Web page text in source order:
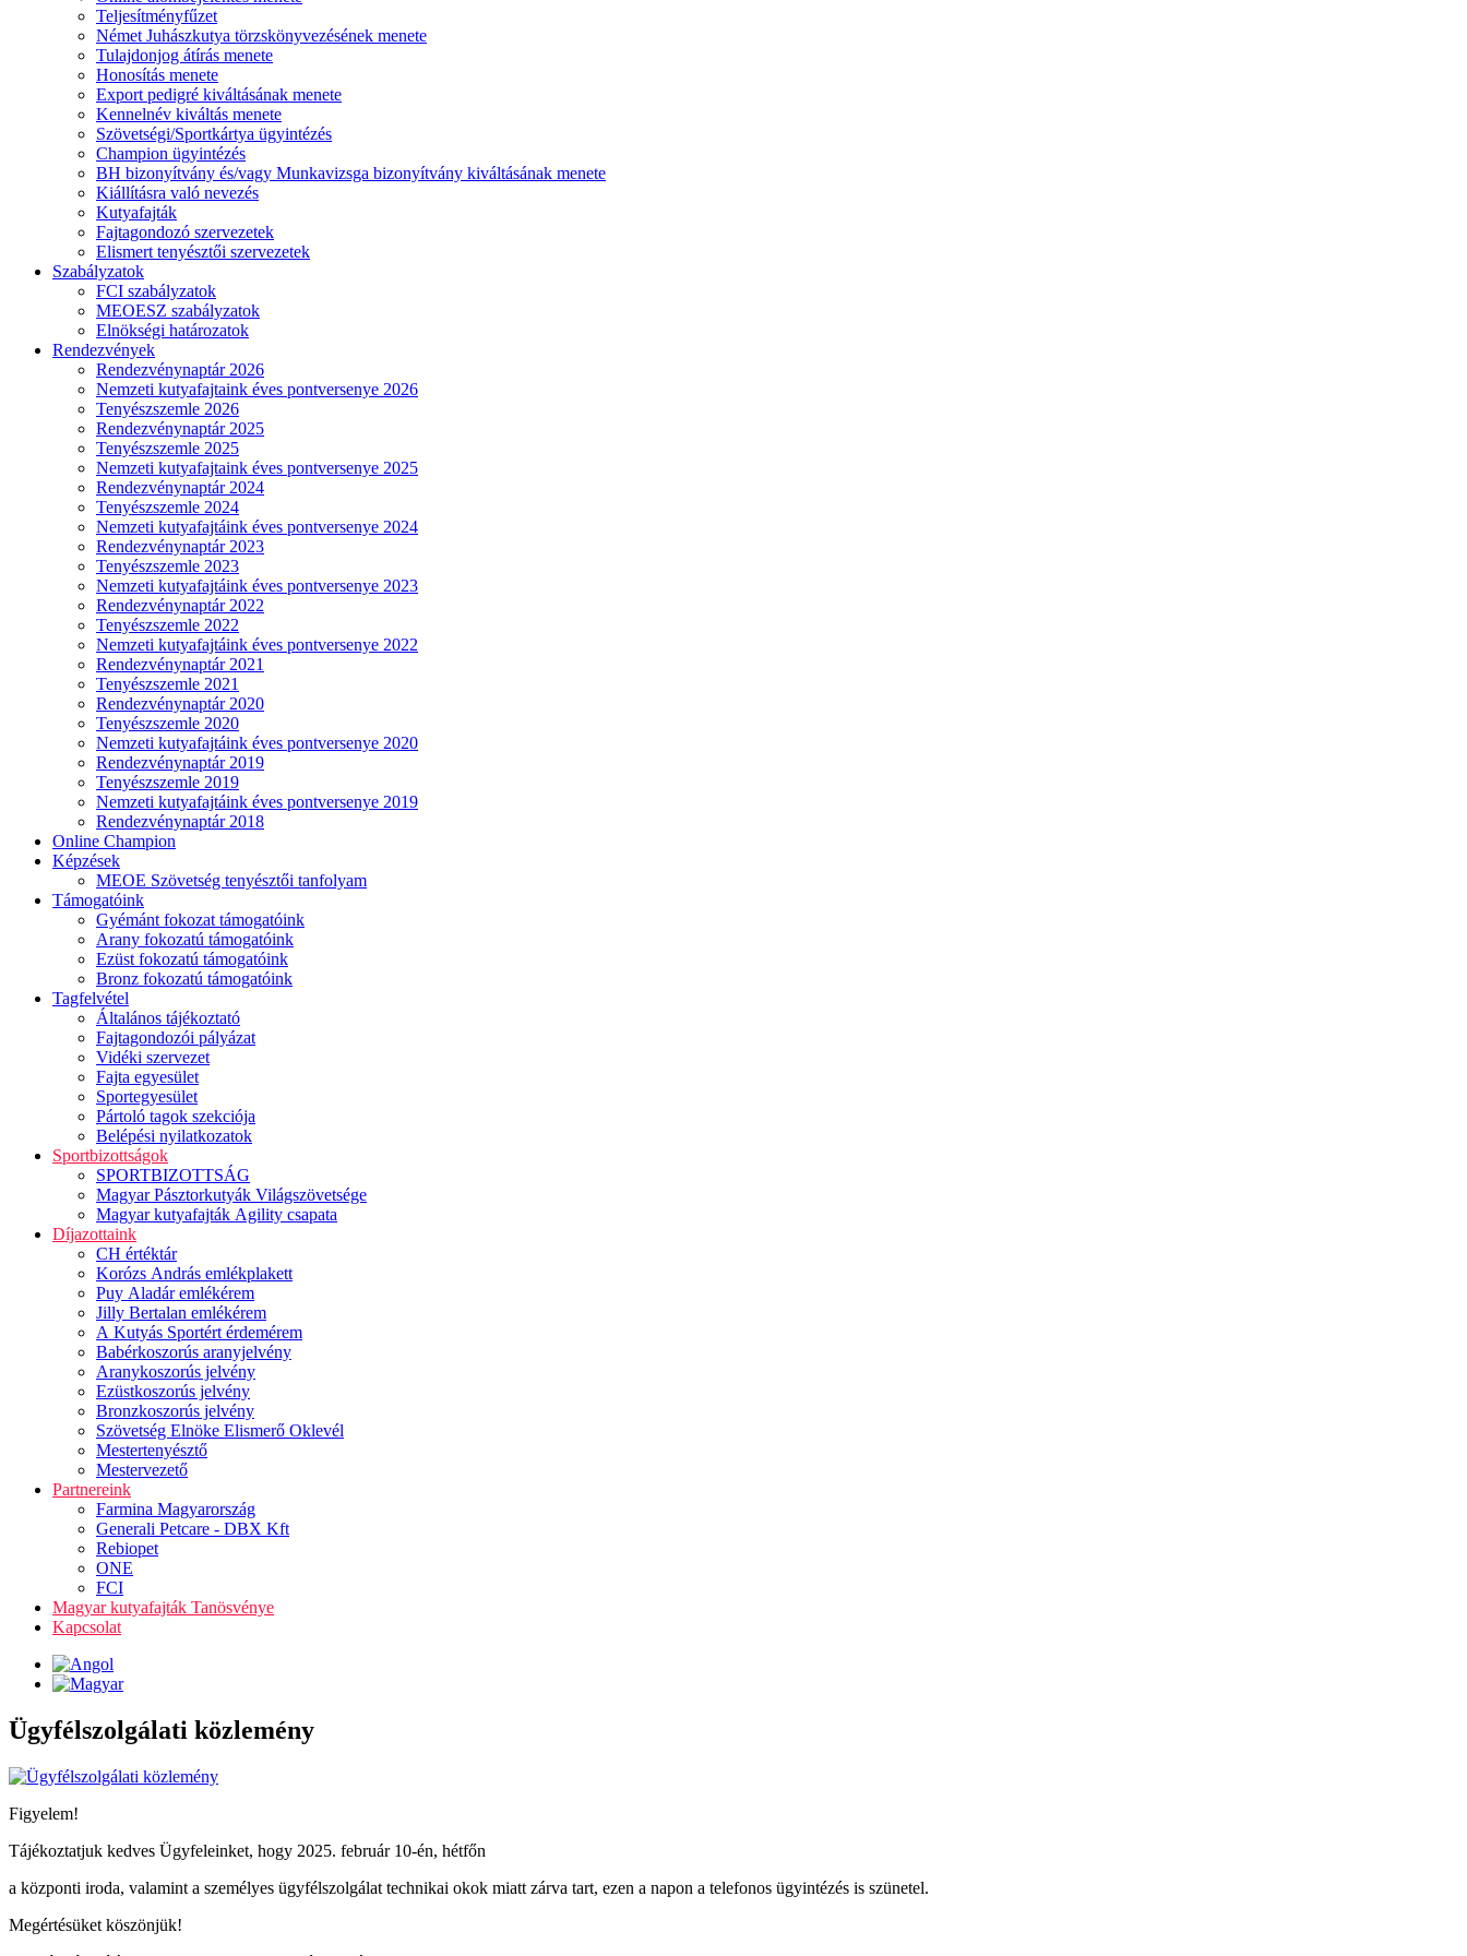
Teljesítményfűzet
Német Juhászkutya törzskönyvezésének menete
Tulajdonjog átírás menete
Honosítás menete
Export pedigré kiváltásának menete
Kennelnév kiváltás menete
Szövetségi/Sportkártya ügyintézés
Champion ügyintézés
BH bizonyítvány és/vagy Munkavizsga bizonyítvány kiváltásának menete
Kiállításra való nevezés
Kutyafajták
Fajtagondozó szervezetek
Elismert tenyésztői szervezetek
Szabályzatok
FCI szabályzatok
MEOESZ szabályzatok
Elnökségi határozatok
Rendezvények
Rendezvénynaptár 2026
Nemzeti kutyafajtaink éves pontversenye 2026
Tenyészszemle 2026
Rendezvénynaptár 2025
Tenyészszemle 2025
Nemzeti kutyafajtaink éves pontversenye 2025
Rendezvénynaptár 2024
Tenyészszemle 2024
Nemzeti kutyafajtáink éves pontversenye 2024
Rendezvénynaptár 2023
Tenyészszemle 2023
Nemzeti kutyafajtáink éves pontversenye 2023
Rendezvénynaptár 2022
Tenyészszemle 2022
Nemzeti kutyafajtáink éves pontversenye 2022
Rendezvénynaptár 2021
Tenyészszemle 2021
Rendezvénynaptár 2020
Tenyészszemle 2020
Nemzeti kutyafajtáink éves pontversenye 2020
Rendezvénynaptár 2019
Tenyészszemle 2019
Nemzeti kutyafajtáink éves pontversenye 2019
Rendezvénynaptár 2018
Online Champion
Képzések
MEOE Szövetség tenyésztői tanfolyam
Támogatóink
Gyémánt fokozat támogatóink
Arany fokozatú támogatóink
Ezüst fokozatú támogatóink
Bronz fokozatú támogatóink
Tagfelvétel
Általános tájékoztató
Fajtagondozói pályázat
Vidéki szervezet
Fajta egyesület
Sportegyesület
Pártoló tagok szekciója
Belépési nyilatkozatok
Sportbizottságok
SPORTBIZOTTSÁG
Magyar Pásztorkutyák Világszövetsége
Magyar kutyafajták Agility csapata
Díjazottaink
CH értéktár
Korózs András emlékplakett
Puy Aladár emlékérem
Jilly Bertalan emlékérem
A Kutyás Sportért érdemérem
Babérkoszorús aranyjelvény
Aranykoszorús jelvény
Ezüstkoszorús jelvény
Bronzkoszorús jelvény
Szövetség Elnöke Elismerő Oklevél
Mestertenyésztő
Mestervezető
Partnereink
Farmina Magyarország
Generali Petcare - DBX Kft
Rebiopet
ONE
FCI
Magyar kutyafajták Tanösvénye
Kapcsolat
Ügyfélszolgálati közlemény
Figyelem!
Tájékoztatjuk kedves Ügyfeleinket, hogy 2025. február 10-én, hétfőn
a központi iroda, valamint a személyes ügyfélszolgálat technikai okok miatt zárva tart, ezen a napon a telefonos ügyintézés is szünetel.
Megértésüket köszönjük!